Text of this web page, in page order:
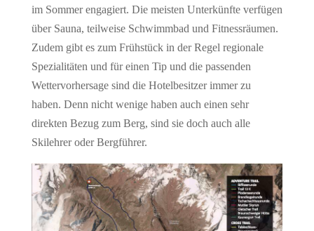
im Sommer engagiert. Die meisten Unterkünfte verfügen
über Sauna, teilweise Schwimmbad und Fitnessräumen.
Zudem gibt es zum Frühstück in der Regel regionale
Spezialitäten und für einen Tip und die passenden
Wettervorhersage sind die Hotelbesitzer immer zu
haben. Denn nicht wenige haben auch einen sehr
direkten Bezug zum Berg, sind sie doch auch alle
Skilehrer oder Bergführer.